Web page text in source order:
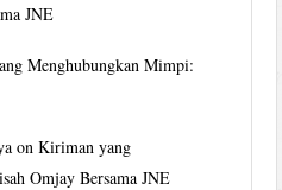
JNE
Menghubungkan Mimpi:
onKiriman yang
Omjay Bersama JNE